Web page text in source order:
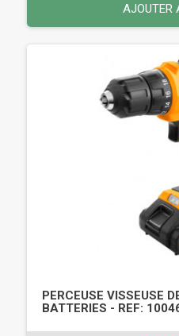
AJOUTER
PERCEUSE VISSEUSE
BATTERIES - REF: